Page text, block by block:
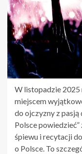
W listopadzie 2025
miejscem
do ojczyzny z pasją
Polsce
śpiewu i recytacji
o Polsce. To